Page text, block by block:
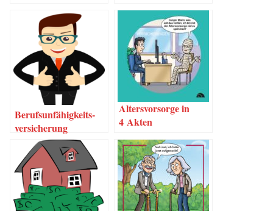
Berufs­un­fä­hig­keits­
ver­si­che­rung
Alters­vor­sor­ge in
4 Akten